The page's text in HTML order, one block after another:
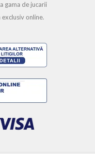
gama de jucarii
online.